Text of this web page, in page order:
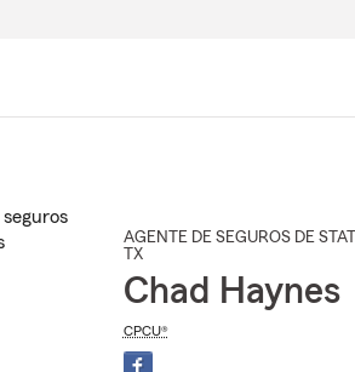
AGENTE DE SEGUROS DE
TX
Chad Haynes
CPCU®